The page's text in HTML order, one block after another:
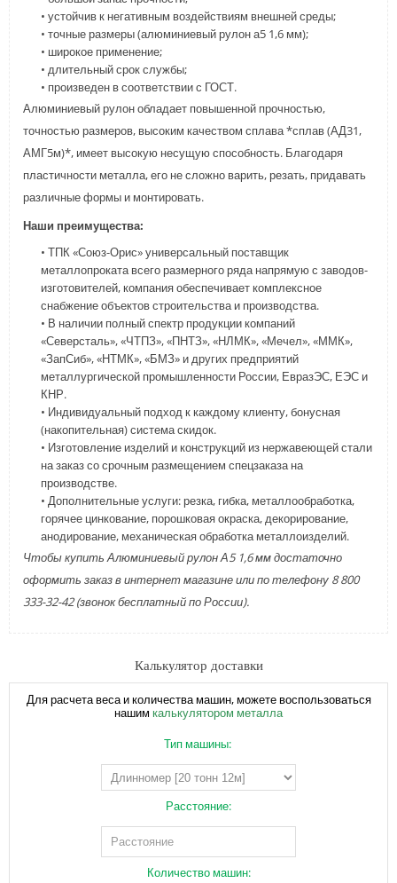
• устойчив к негативным воздействиям внешней среды;
• точные размеры (алюминиевый рулон а5 1,6 мм);
• широкое применение;
• длительный срок службы;
• произведен в соответствии с ГОСТ.
Алюминиевый рулон обладает повышенной прочностью,
точностью размеров, высоким качеством сплава *сплав (АД31,
АМГ5м)*, имеет высокую несущую способность. Благодаря
пластичности металла, его не сложно варить, резать, придавать
различные формы и монтировать.
Наши преимущества:
• ТПК «Союз-Орис» универсальный поставщик
металлопроката всего размерного ряда напрямую с заводов-
изготовителей, компания обеспечивает комплексное
снабжение объектов строительства и производства.
• В наличии полный спектр продукции компаний
«Северсталь», «ЧТПЗ», «ПНТЗ», «НЛМК», «Мечел», «ММК»,
«ЗапСиб», «НТМК», «БМЗ» и других предприятий
металлургической промышленности России, ЕвразЭС, ЕЭС и
КНР.
• Индивидуальный подход к каждому клиенту, бонусная
(накопительная) система скидок.
• Изготовление изделий и конструкций из нержавеющей стали
на заказ со срочным размещением спецзаказа на
производстве.
• Дополнительные услуги: резка, гибка, металлообработка,
горячее цинкование, порошковая окраска, декорирование,
анодирование, механическая обработка металлоизделий.
Чтобы купить Алюминиевый рулон А5 1,6 мм достаточно
оформить заказ в интернет магазине или по телефону 8 800
333-32-42 (звонок бесплатный по России).
Калькулятор доставки
Для расчета веса и количества машин, можете воспользоваться
нашим калькулятором металла
Тип машины:
Расстояние:
Количество машин: